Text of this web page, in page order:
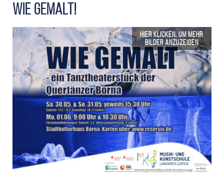
Wie gemalt!